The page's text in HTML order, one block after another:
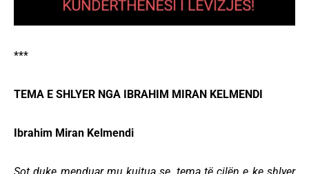
***
TEMA E SHLYER NGA IBRAHIM MIRAN KELMENDI
Ibrahim Miran Kelmendi